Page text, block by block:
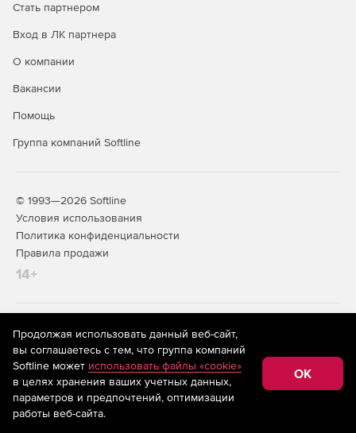
тенденций производительности, использования и
пропускной способности сети.
Отправка отчетов по электронной почте, сохранение
Стать партнером
Вход в ЛК партнера
О компании
Вакансии
Помощь
Группа компаний Softline
© 1993—2026 Softline
Условия использования
Политика конфиденциальности
Правила продажи
14+
На информационном ресурсе store.softline.ru применяются
рекомендательные технологии
(информационные технологии
предоставления информации на основе сбора,
систематизации и анализа сведений, относящихся к
предпочтениям пользователей сети «Интернет»,
находящихся на территории Российской Федерации)
Продолжая использовать данный веб-сайт,
вы соглашаетесь с тем, что группа компаний
Softline может использовать файлы «cookie»
в целях хранения ваших учетных данных,
параметров и предпочтений, оптимизации
работы веб-сайта.
OK